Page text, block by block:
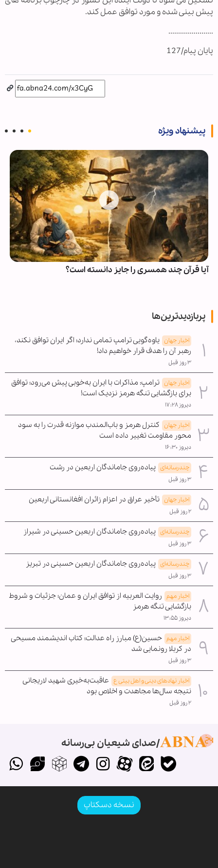
پیش بینی شده و مورد توافق عمل کند.
.......................
پایان پیام/127
پیشنهاد ویژه
آیا قرآن چند همسری را جایز دانسته است؟
پربازدیدترین‌ها
اخبار جهان یاوه‌گویی ترامپ تمامی ندارد؛ اگر ایران توافق نکند،
رهبر آن را هدف قرار خواهیم داد!
۳ روز قبل
اخبار جهان ترامپ: مذاکرات با ایران به‌خوبی پیش می‌رود؛ توافق
برای بازگشایی تنگه هرمز نزدیک است!
دیروز ۱۷:۲۸
اخبار جهان کنترل هرمز و باب‌المندب موازنه قدرت را به سود
محور مقاومت تغییر داده است
دیروز ۱۶:۳۰
چندرسانه‌ای پیاده‌روی جاماندگان اربعین در رشت
۳ روز قبل
اخبار جهان تأخیر عراق در اعزام زائران افغانستانی اربعین
۲ روز قبل
چندرسانه‌ای پیاده‌روی جاماندگان اربعین حسینی در شیراز
۳ روز قبل
چندرسانه‌ای پیاده‌روی جاماندگان اربعین حسینی در تبریز
۳ روز قبل
اخبار مهم روایت العربیه از توافق ایران و عمان؛ جزئیات و شروط
بازگشایی تنگه هرمز
دیروز ۱۳:۵۵
اخبار مهم حسین(ع) مبارز راه عدالت؛ کتاب اندیشمند مسیحی
در کربلا رونمایی شد
۳ روز قبل
اخبار نهادهای دینی و اهل بیتی ع عاقبت‌به‌خیری شهید لاریجانی
نتیجه سال‌ها مجاهدت و اخلاص بود
۲ روز قبل
صدای شیعیان بی‌رسانه
نسخه دسکتاپ